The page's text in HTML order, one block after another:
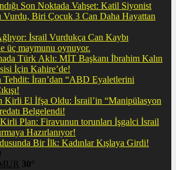
Son Noktada Vahşet: Katil Siyonist
Vurdu, Biri Çocuk 3 Can Daha Hayattan
İsrail Vurdukça Can Kaybı
üç maymunu oynuyor.
Türk Aklı: MİT Başkanı İbrahim Kalın
İçin Kahire’de!
Tehdit: İran’dan “ABD Eyaletlerini
Kirli El İfşa Oldu: İsrail’in “Manipülasyon
Belgelendi!
Plan: Firavunun torunları İşgalci İsrail
Hazırlanıyor!
Bir İlk: Kadınlar Kışlaya Girdi!
30°